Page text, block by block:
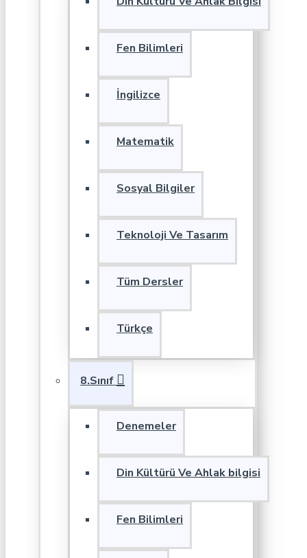
Fen Bilimleri
İngilizce
Matematik
Sosyal Bilgiler
Teknoloji Ve Tasarım
Tüm Dersler
Türkçe
8.Sınıf
Denemeler
Din Kültürü Ve Ahlak bilgisi
Fen Bilimleri